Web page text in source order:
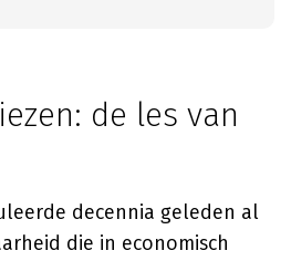
de les van
decennia geleden al
die in economisch